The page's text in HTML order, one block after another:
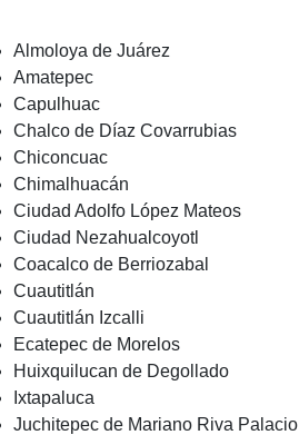
Almoloya de Juárez
Amatepec
Capulhuac
Chalco de Díaz Covarrubias
Chiconcuac
Chimalhuacán
Ciudad Adolfo López Mateos
Ciudad Nezahualcoyotl
Coacalco de Berriozabal
Cuautitlán
Cuautitlán Izcalli
Ecatepec de Morelos
Huixquilucan de Degollado
Ixtapaluca
Juchitepec de Mariano Riva Palacio